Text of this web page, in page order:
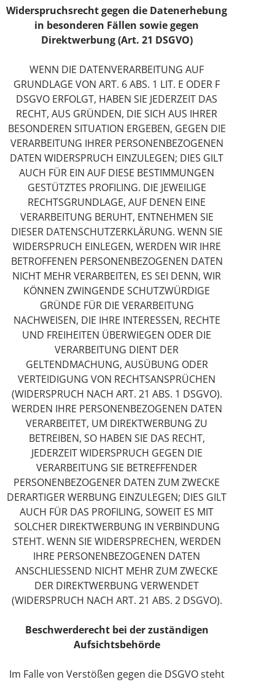
Widerspruchsrecht gegen die Datenerhebung
in besonderen Fällen sowie gegen
Direktwerbung (Art. 21 DSGVO)
WENN DIE DATENVERARBEITUNG AUF
GRUNDLAGE VON ART. 6 ABS. 1 LIT. E ODER F
DSGVO ERFOLGT, HABEN SIE JEDERZEIT DAS
RECHT, AUS GRÜNDEN, DIE SICH AUS IHRER
BESONDEREN SITUATION ERGEBEN, GEGEN DIE
VERARBEITUNG IHRER PERSONENBEZOGENEN
DATEN WIDERSPRUCH EINZULEGEN; DIES GILT
AUCH FÜR EIN AUF DIESE BESTIMMUNGEN
GESTÜTZTES PROFILING. DIE JEWEILIGE
RECHTSGRUNDLAGE, AUF DENEN EINE
VERARBEITUNG BERUHT, ENTNEHMEN SIE
DIESER DATENSCHUTZERKLÄRUNG. WENN SIE
WIDERSPRUCH EINLEGEN, WERDEN WIR IHRE
BETROFFENEN PERSONENBEZOGENEN DATEN
NICHT MEHR VERARBEITEN, ES SEI DENN, WIR
KÖNNEN ZWINGENDE SCHUTZWÜRDIGE
GRÜNDE FÜR DIE VERARBEITUNG
NACHWEISEN, DIE IHRE INTERESSEN, RECHTE
UND FREIHEITEN ÜBERWIEGEN ODER DIE
VERARBEITUNG DIENT DER
GELTENDMACHUNG, AUSÜBUNG ODER
VERTEIDIGUNG VON RECHTSANSPRÜCHEN
(WIDERSPRUCH NACH ART. 21 ABS. 1 DSGVO).
WERDEN IHRE PERSONENBEZOGENEN DATEN
VERARBEITET, UM DIREKTWERBUNG ZU
BETREIBEN, SO HABEN SIE DAS RECHT,
JEDERZEIT WIDERSPRUCH GEGEN DIE
VERARBEITUNG SIE BETREFFENDER
PERSONENBEZOGENER DATEN ZUM ZWECKE
DERARTIGER WERBUNG EINZULEGEN; DIES GILT
AUCH FÜR DAS PROFILING, SOWEIT ES MIT
SOLCHER DIREKTWERBUNG IN VERBINDUNG
STEHT. WENN SIE WIDERSPRECHEN, WERDEN
IHRE PERSONENBEZOGENEN DATEN
ANSCHLIESSEND NICHT MEHR ZUM ZWECKE
DER DIREKTWERBUNG VERWENDET
(WIDERSPRUCH NACH ART. 21 ABS. 2 DSGVO).
Beschwerde­recht bei der zuständigen
Aufsichts­behörde
Im Falle von Verstößen gegen die DSGVO steht